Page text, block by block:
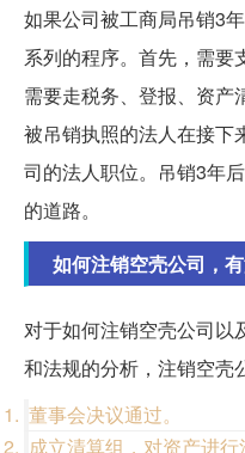
如果公司被工商局吊销3
系列的程序。首先，需要
需要走税务、登报、资产
被吊销执照的法人在接下
司的法人职位。吊销3年
的道路。
如何注销空壳公司，
对于如何注销空壳公司以
和法规的分析，注销空壳
董事会决议通过。
成立清算组，对资产进行